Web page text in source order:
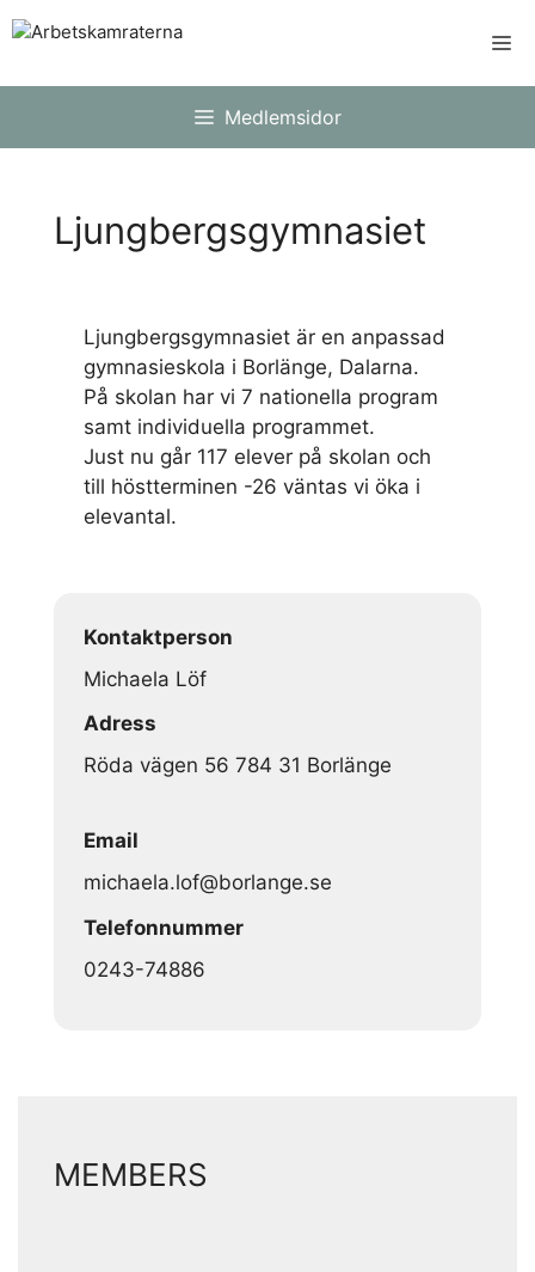
Hoppa
till
Medlemsidor
Ljungbergsgymnasiet
Ljungbergsgymnasiet är en anpassad
gymnasieskola i Borlänge, Dalarna.
På skolan har vi 7 nationella program
samt individuella programmet.
Just nu går 117 elever på skolan och
till höstterminen -26 väntas vi öka i
elevantal.
Kontaktperson
Michaela Löf
Adress
Röda vägen 56 784 31 Borlänge
Email
michaela.lof@borlange.se
Telefonnummer
0243-74886
MEMBERS